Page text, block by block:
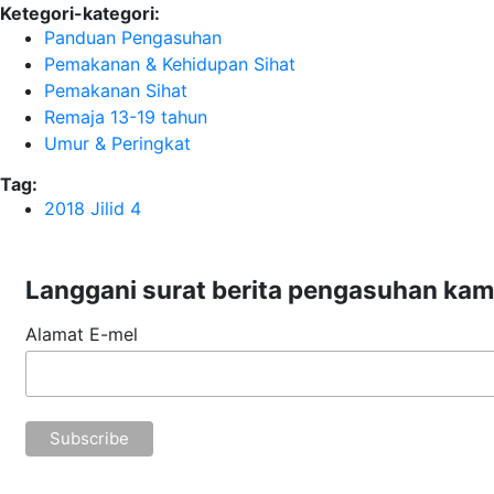
Ketegori-kategori:
Panduan Pengasuhan
Pemakanan & Kehidupan Sihat
Pemakanan Sihat
Remaja 13-19 tahun
Umur & Peringkat
Tag:
2018 Jilid 4
Langgani surat berita pengasuhan
Alamat E-mel